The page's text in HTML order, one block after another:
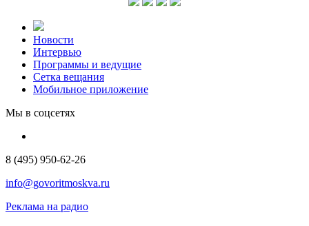
Новости
Интервью
Программы и ведущие
Сетка вещания
Мобильное приложение
Мы в соцсетях
8 (495) 950-62-26
info@govoritmoskva.ru
Реклама на радио